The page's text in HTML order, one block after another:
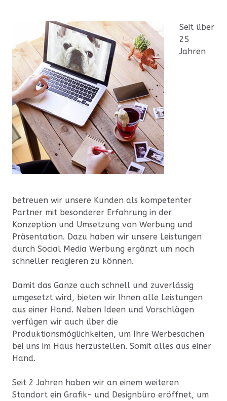
Seit über
25
Jahren
betreuen wir unsere Kunden als kompetenter
Partner mit besonderer Erfahrung in der
Konzeption und Umsetzung von Werbung und
Präsentation. Dazu haben wir unsere Leistungen
durch Social Media Werbung ergänzt um noch
schneller reagieren zu können.
Damit das Ganze auch schnell und zuverlässig
umgesetzt wird, bieten wir Ihnen alle Leistungen
aus einer Hand. Neben Ideen und Vorschlägen
verfügen wir auch über die
Produktionsmöglichkeiten, um Ihre Werbesachen
bei uns im Haus herzustellen. Somit alles aus einer
Hand.
Seit 2 Jahren haben wir an einem weiteren
Standort ein Grafik- und Designbüro eröffnet, um